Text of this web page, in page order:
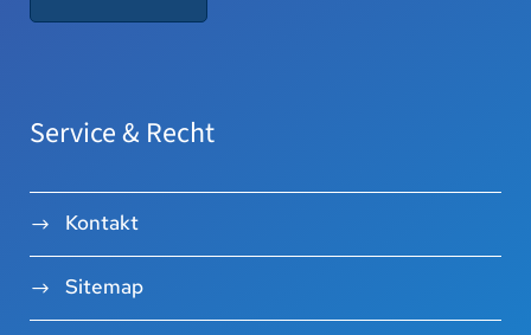
Service & Recht
Kontakt
Sitemap